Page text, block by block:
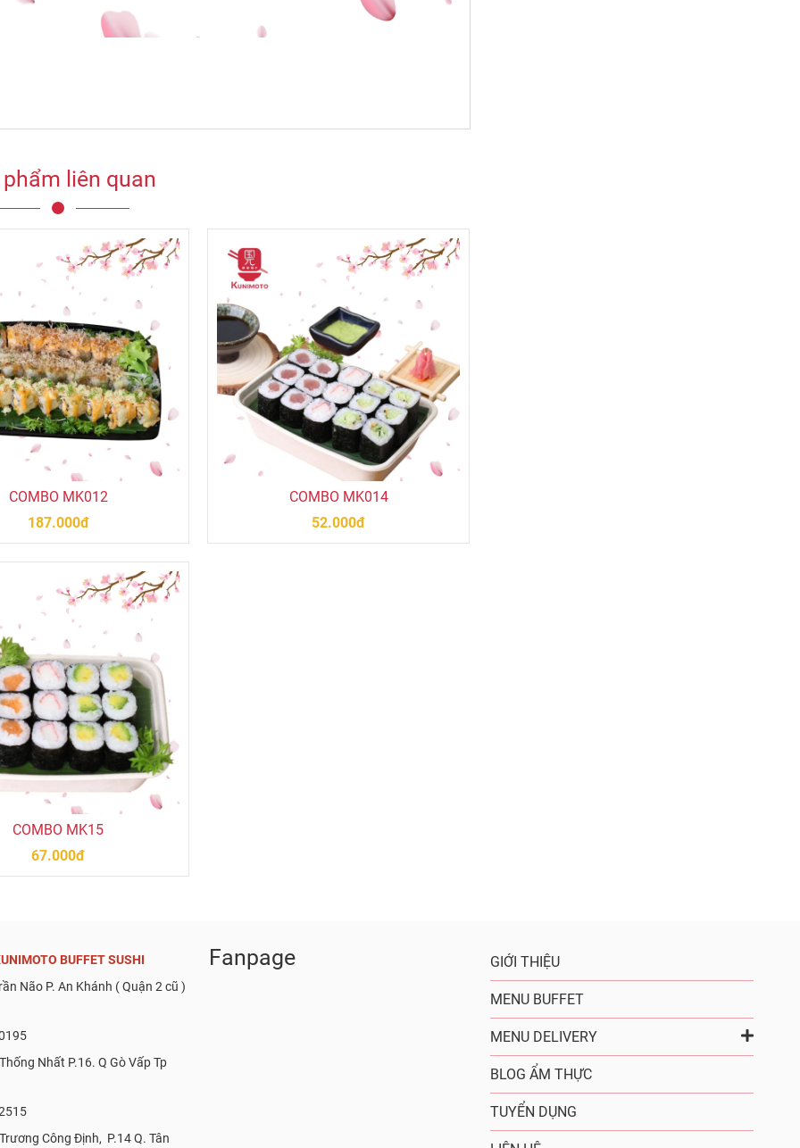
liên quan
COMBO MK012
187.000đ
COMBO MK014
52.000đ
COMBO MK15
67.000đ
BUFFET SUSHI
Não P. An Khánh ( Quận 2 cũ )
Nhất P.16. Q Gò Vấp Tp
Công Định, P.14 Q. Tân
Fanpage GIỚI THIỆU
MENU BUFFET
MENU DELIVERY
BLOG ẨM THỰC
TUYỂN DỤNG